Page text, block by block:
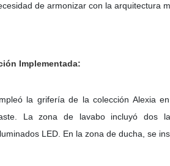
de armonizar con la arquitectura
Implementada:
la grifería de la colección Alexia
La zona de lavabo incluyó dos
LED. En la zona de ducha, se